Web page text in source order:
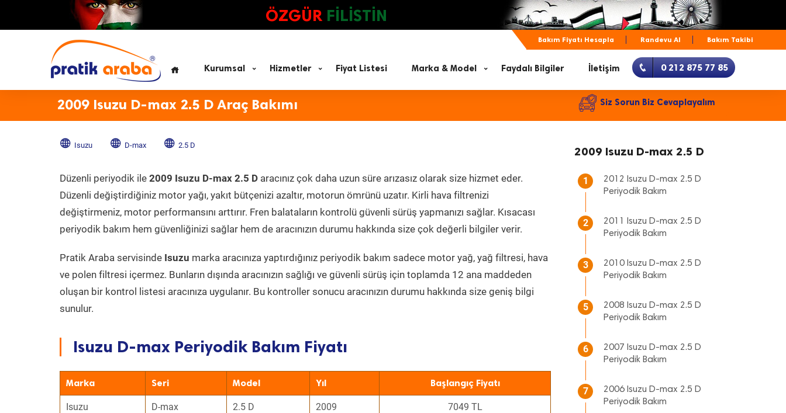
ÖZGÜR FİLİSTİN
Bakım Fiyatı Hesapla Randevu Al Bakım Takibi
Kurumsal Hizmetler Fiyat Listesi Marka & Model Faydalı Bilgiler İletişim 0 212 875 77 85
2009 Isuzu D-max 2.5 D Araç Bakımı Siz Sorun Biz Cevaplayalım
Isuzu D-max 2.5 D
Düzenli periyodik ile 2009 Isuzu D-max 2.5 D aracınız çok daha uzun süre arızasız olarak size hizmet eder.
Düzenli değiştirdiğiniz motor yağı, yakıt bütçenizi azaltır, motorun ömrünü uzatır. Kirli hava filtrenizi
değiştirmeniz, motor performansını arttırır. Fren balataların kontrolü güvenli sürüş yapmanızı sağlar. Kısacası
periyodik bakım hem güvenliğinizi sağlar hem de aracınızın durumu hakkında size çok değerli bilgiler verir.
Pratik Araba servisinde Isuzu marka aracınıza yaptırdığınız periyodik bakım sadece motor yağ, yağ filtresi, hava
ve polen filtresi içermez. Bunların dışında aracınızın sağlığı ve güvenli sürüş için toplamda 12 ana maddeden
oluşan bir kontrol listesi aracınıza uygulanır. Bu kontroller sonucu aracınızın durumu hakkında size geniş bilgi
sunulur.
Isuzu D-max Periyodik Bakım Fiyatı
Marka Seri Model Yıl Başlangıç Fiyatı
Isuzu D-max 2.5 D 2009 7049 TL
2009 Isuzu D-max 2.5 D
1
2012 Isuzu D-max 2.5 D
Periyodik Bakım
2
2011 Isuzu D-max 2.5 D
Periyodik Bakım
3
2010 Isuzu D-max 2.5 D
Periyodik Bakım
5
2008 Isuzu D-max 2.5 D
Periyodik Bakım
6
2007 Isuzu D-max 2.5 D
Periyodik Bakım
7
2006 Isuzu D-max 2.5 D
Periyodik Bakım